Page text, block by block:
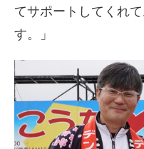
てサポートしてくれ
す。」